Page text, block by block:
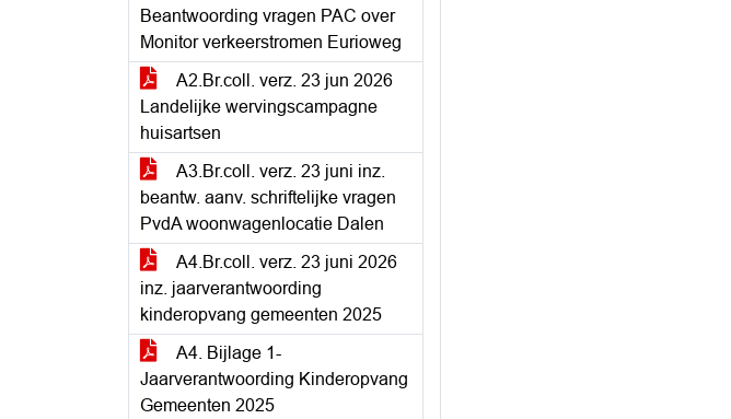
Beantwoording vragen PAC over
Monitor verkeerstromen Eurioweg
A2.Br.coll. verz. 23 jun 2026
Landelijke wervingscampagne
huisartsen
A3.Br.coll. verz. 23 juni inz.
beantw. aanv. schriftelijke vragen
PvdA woonwagenlocatie Dalen
A4.Br.coll. verz. 23 juni 2026
inz. jaarverantwoording
kinderopvang gemeenten 2025
A4. Bijlage 1-
Jaarverantwoording Kinderopvang
Gemeenten 2025